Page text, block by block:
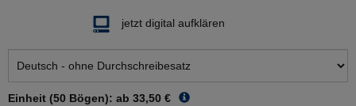
jetzt digital aufklären
Einheit (50 Bögen): ab 33,50 €